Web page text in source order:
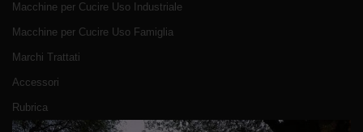
Macchine per Cucire Uso Industriale
Macchine per Cucire Uso Famiglia
Marchi Trattati
Accessori
Rubrica